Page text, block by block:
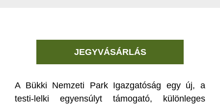
JEGYVÁSÁRLÁS
A Bükki Nemzeti Park Igazgatóság egy új, a
testi-lelki egyensúlyt támogató, különleges